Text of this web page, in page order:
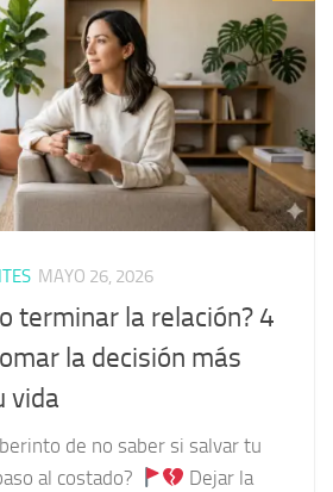
MAYO 26, 2026
terminar la relación? 4
la decisión más
vida
de no saber si salvar tu
al costado?
Dejar la